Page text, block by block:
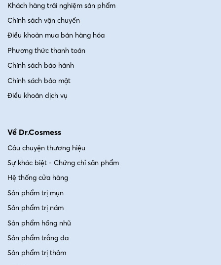
Khách hàng trải nghiệm sản phẩm
Chính sách vận chuyển
Điều khoản mua bán hàng hóa
Phương thức thanh toán
Chính sách bảo hành
Chính sách bảo mật
Điều khoản dịch vụ
Về Dr.Cosmess
Câu chuyện thương hiệu
Sự khác biệt - Chứng chỉ sản phẩm
Hệ thống cửa hàng
Sản phẩm trị mụn
Sản phẩm trị nám
Sản phẩm hồng nhũ
Sản phẩm trắng da
Sản phẩm trị thâm